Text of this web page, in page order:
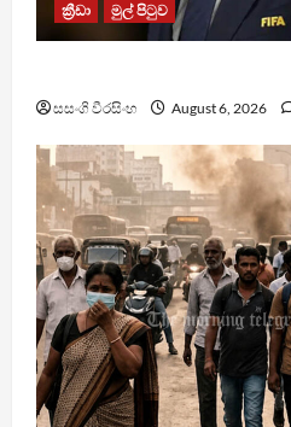
ක්‍රීඩා මුල් පිටුව
සසංගි වීරසිංහ August 6, 2026